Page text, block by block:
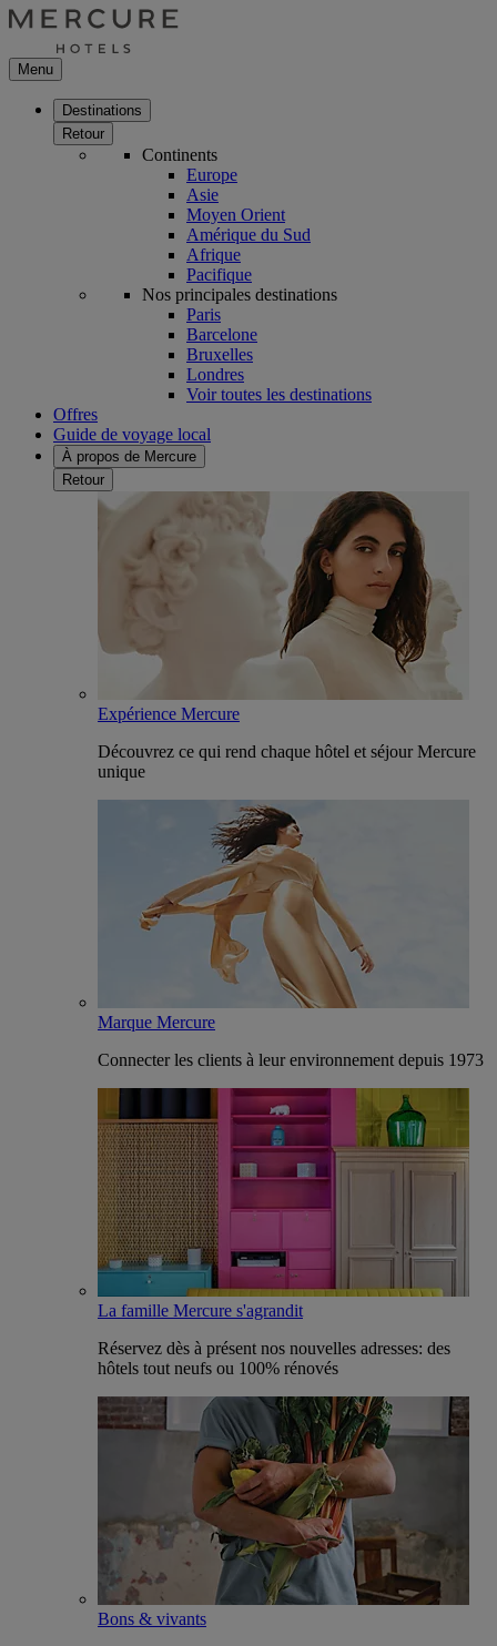
Menu
Destinations
Retour
Continents
Europe
Asie
Moyen Orient
Amérique du Sud
Afrique
Pacifique
Nos principales destinations
Paris
Barcelone
Bruxelles
Londres
Voir toutes les destinations
Offres
Guide de voyage local
À propos de Mercure
Retour
Expérience Mercure
Découvrez ce qui rend chaque hôtel et séjour Mercure
unique
Marque Mercure
Connecter les clients à leur environnement depuis 1973
La famille Mercure s'agrandit
Réservez dès à présent nos nouvelles adresses: des
hôtels tout neufs ou 100% rénovés
Bons & vivants